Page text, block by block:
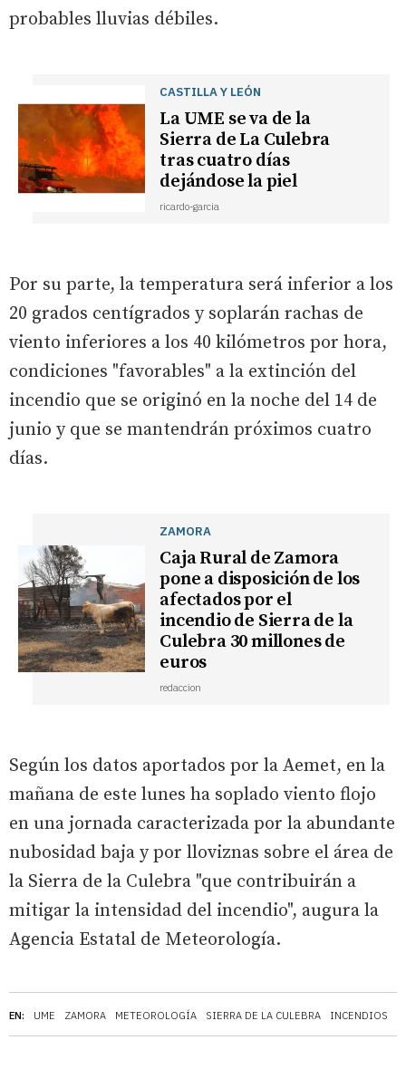
EN: UME ZAMORA METEOROLOGÍA SIERRA DE LA CULEBRA INCENDIOS
probables lluvias débiles.
CASTILLA Y LEÓN
La UME se va de la
Sierra de La Culebra
tras cuatro días
dejándose la piel
ricardo-garcia
Por su parte, la temperatura será inferior a los
20 grados centígrados y soplarán rachas de
viento inferiores a los 40 kilómetros por hora,
condiciones "favorables" a la extinción del
incendio que se originó en la noche del 14 de
junio y que se mantendrán próximos cuatro
días.
ZAMORA
Caja Rural de Zamora
pone a disposición de los
afectados por el
incendio de Sierra de la
Culebra 30 millones de
euros
redaccion
Según los datos aportados por la Aemet, en la
mañana de este lunes ha soplado viento flojo
en una jornada caracterizada por la abundante
nubosidad baja y por lloviznas sobre el área de
la Sierra de la Culebra "que contribuirán a
mitigar la intensidad del incendio", augura la
Agencia Estatal de Meteorología.